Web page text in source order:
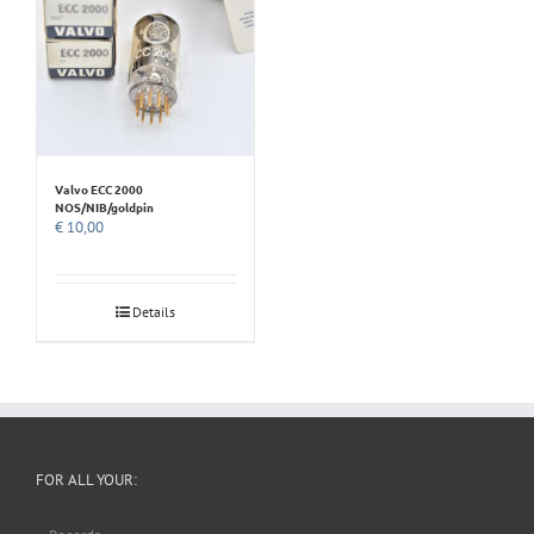
Valvo ECC 2000
NOS/NIB/goldpin
€ 10,00
Details
FOR ALL YOUR: